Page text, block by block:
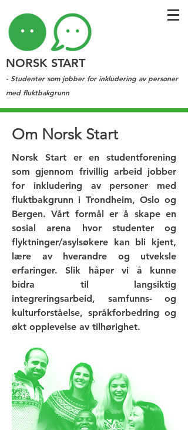
NORSK START
- Studenter som jobber for inkludering av personer
med fluktbakgrunn
Om Norsk Start
Norsk Start er en studentforening
som gjennom frivillig arbeid jobber
for inkludering av personer med
fluktbakgrunn i Trondheim, Oslo og
Bergen.Vårt formål er å skape en
sosial arena hvor studenter og
flyktninger/asylsøkere kan bli kjent,
lære av hverandre og utveksle
erfaringer. Slik håper vi å kunne
bidra til langsiktig
integreringsarbeid, samfunns- og
kulturforståelse, språkforbedring og
økt opplevelse av tilhørighet.